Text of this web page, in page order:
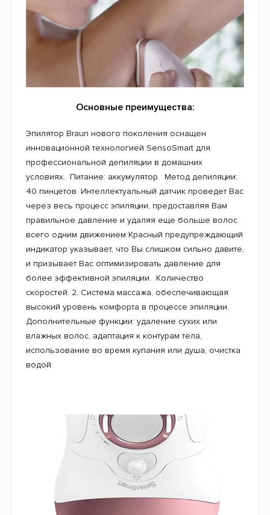
Основные преимущества:
Эпилятор Braun нового поколения оснащен
инновационной технологией SensoSmart для
профессиональной депиляции в домашних
условиях. Питание: аккумулятор. Метод депиляции:
40 пинцетов. Интеллектуальный датчик проведет Вас
через весь процесс эпиляции, предоставляя Вам
правильное давление и удаляя еще больше волос
всего одним движением Красный предупреждающий
индикатор указывает, что Вы слишком сильно давите,
и призывает Вас оптимизировать давление для
более эффективной эпиляции. Количество
скоростей: 2. Система массажа, обеспечивающая
высокий уровень комфорта в процессе эпиляции.
Дополнительные функции: удаление сухих или
влажных волос, адаптация к контурам тела,
использование во время купания или душа, очистка
водой.